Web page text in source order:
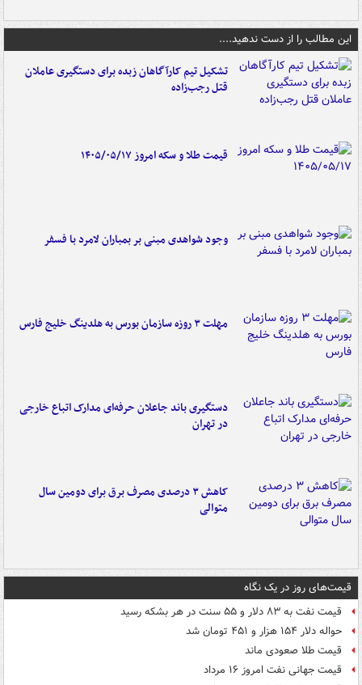
این مطالب را از دست ندهید....
تشکیل تیم کارآگاهان زبده برای دستگیری عاملان
قتل رجب‌زاده
قیمت طلا و سکه امروز ۱۴۰۵/۰۵/۱۷
وجود شواهدی مبنی بر بمباران لامرد با فسفر
مهلت ۳ روزه سازمان بورس به هلدینگ خلیج فارس
دستگیری باند جاعلان حرفه‌ای مدارک اتباع خارجی
در تهران
کاهش ۳ درصدی مصرف برق برای دومین سال
متوالی
قیمت‌های روز در یک نگاه
قیمت نفت به ۸۳ دلار و ۵۵ سنت در هر بشکه رسید
حواله دلار ۱۵۴ هزار و ۴۵۱ تومان شد
قیمت طلا صعودی ماند
قیمت جهانی نفت امروز ۱۶ مرداد